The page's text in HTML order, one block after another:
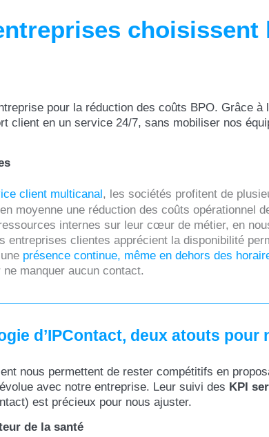
choisissent
pour la réduction des coûts BPO. Grâce
client en un service 24/7, sans mobiliser nos
client multicanal , les sociétés profitent de
moyenne une réduction des coûts opérationnel
internes sur leur cœur de métier, en
entreprises clientes apprécient la disponibilité
présence continue, même en dehors des
manquer aucun contact.
d’IPContact, deux atouts pour
nous permettent de rester compétitifs en
avec notre entreprise. Leur suivi des KPI
est précieux pour nous ajuster.
de la santé